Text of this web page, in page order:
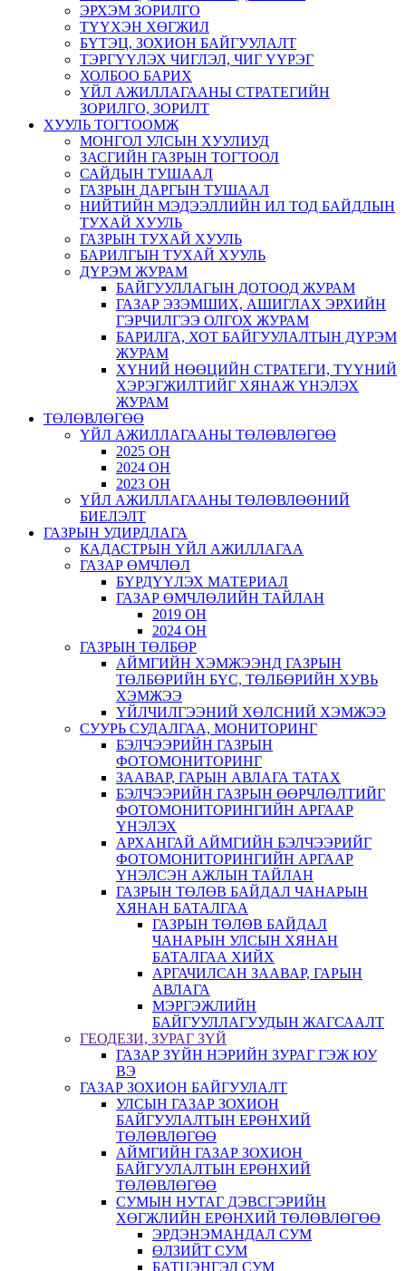
ЭРХЭМ ЗОРИЛГО
ТҮҮХЭН ХӨГЖИЛ
БҮТЭЦ, ЗОХИОН БАЙГУУЛАЛТ
ТЭРГҮҮЛЭХ ЧИГЛЭЛ, ЧИГ ҮҮРЭГ
ХОЛБОО БАРИХ
ҮЙЛ АЖИЛЛАГААНЫ СТРАТЕГИЙН
ЗОРИЛГО, ЗОРИЛТ
ХУУЛЬ ТОГТООМЖ
МОНГОЛ УЛСЫН ХУУЛИУД
ЗАСГИЙН ГАЗРЫН ТОГТООЛ
САЙДЫН ТУШААЛ
ГАЗРЫН ДАРГЫН ТУШААЛ
НИЙТИЙН МЭДЭЭЛЛИЙН ИЛ ТОД БАЙДЛЫН
ТУХАЙ ХУУЛЬ
ГАЗРЫН ТУХАЙ ХУУЛЬ
БАРИЛГЫН ТУХАЙ ХУУЛЬ
ДҮРЭМ ЖУРАМ
БАЙГУУЛЛАГЫН ДОТООД ЖУРАМ
ГАЗАР ЭЗЭМШИХ, АШИГЛАХ ЭРХИЙН
ГЭРЧИЛГЭЭ ОЛГОХ ЖУРАМ
БАРИЛГА, ХОТ БАЙГУУЛАЛТЫН ДҮРЭМ
ЖУРАМ
ХҮНИЙ НӨӨЦИЙН СТРАТЕГИ, ТҮҮНИЙ
ХЭРЭГЖИЛТИЙГ ХЯНАЖ ҮНЭЛЭХ
ЖУРАМ
ТӨЛӨВЛӨГӨӨ
ҮЙЛ АЖИЛЛАГААНЫ ТӨЛӨВЛӨГӨӨ
2025 ОН
2024 ОН
2023 ОН
ҮЙЛ АЖИЛЛАГААНЫ ТӨЛӨВЛӨӨНИЙ
БИЕЛЭЛТ
ГАЗРЫН УДИРДЛАГА
КАДАСТРЫН ҮЙЛ АЖИЛЛАГАА
ГАЗАР ӨМЧЛӨЛ
БҮРДҮҮЛЭХ МАТЕРИАЛ
ГАЗАР ӨМЧЛӨЛИЙН ТАЙЛАН
2019 ОН
2024 ОН
ГАЗРЫН ТӨЛБӨР
АЙМГИЙН ХЭМЖЭЭНД ГАЗРЫН
ТӨЛБӨРИЙН БҮС, ТӨЛБӨРИЙН ХУВЬ
ХЭМЖЭЭ
ҮЙЛЧИЛГЭЭНИЙ ХӨЛСНИЙ ХЭМЖЭЭ
СУУРЬ СУДАЛГАА, МОНИТОРИНГ
БЭЛЧЭЭРИЙН ГАЗРЫН
ФОТОМОНИТОРИНГ
ЗААВАР, ГАРЫН АВЛАГА ТАТАХ
БЭЛЧЭЭРИЙН ГАЗРЫН ӨӨРЧЛӨЛТИЙГ
ФОТОМОНИТОРИНГИЙН АРГААР
ҮНЭЛЭХ
АРХАНГАЙ АЙМГИЙН БЭЛЧЭЭРИЙГ
ФОТОМОНИТОРИНГИЙН АРГААР
ҮНЭЛСЭН АЖЛЫН ТАЙЛАН
ГАЗРЫН ТӨЛӨВ БАЙДАЛ ЧАНАРЫН
ХЯНАН БАТАЛГАА
ГАЗРЫН ТӨЛӨВ БАЙДАЛ
ЧАНАРЫН УЛСЫН ХЯНАН
БАТАЛГАА ХИЙХ
АРГАЧИЛСАН ЗААВАР, ГАРЫН
АВЛАГА
МЭРГЭЖЛИЙН
БАЙГУУЛЛАГУУДЫН ЖАГСААЛТ
ГЕОДЕЗИ, ЗУРАГ ЗҮЙ
ГАЗАР ЗҮЙН НЭРИЙН ЗУРАГ ГЭЖ ЮУ
ВЭ
ГАЗАР ЗОХИОН БАЙГУУЛАЛТ
УЛСЫН ГАЗАР ЗОХИОН
БАЙГУУЛАЛТЫН ЕРӨНХИЙ
ТӨЛӨВЛӨГӨӨ
АЙМГИЙН ГАЗАР ЗОХИОН
БАЙГУУЛАЛТЫН ЕРӨНХИЙ
ТӨЛӨВЛӨГӨӨ
СУМЫН НУТАГ ДЭВСГЭРИЙН
ХӨГЖЛИЙН ЕРӨНХИЙ ТӨЛӨВЛӨГӨӨ
ЭРДЭНЭМАНДАЛ СУМ
ӨЛЗИЙТ СУМ
БАТЦЭНГЭЛ СУМ